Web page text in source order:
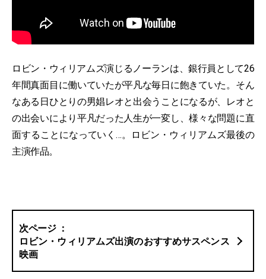
ロビン・ウィリアムズ演じるノーランは、銀行員として26
年間真面目に働いていたが平凡な毎日に飽きていた。そん
なある日ひとりの男娼レオと出会うことになるが、レオと
の出会いにより平凡だった人生が一変し、様々な問題に直
面することになっていく…。ロビン・ウィリアムズ最後の
主演作品。
ロビン・ウィリアムズ出演のおすすめサスペンス
映画